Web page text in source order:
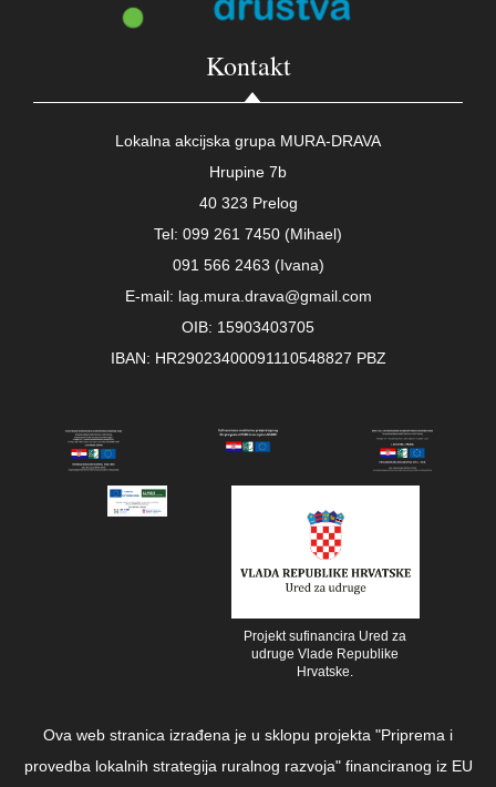
Kontakt
Lokalna akcijska grupa MURA-DRAVA
Hrupine 7b
40 323 Prelog
Tel: 099 261 7450 (Mihael)
091 566 2463 (Ivana)
E-mail: lag.mura.drava@gmail.com
OIB: 15903403705
IBAN: HR29023400091110548827 PBZ
Projekt sufinancira Ured za
udruge Vlade Republike
Hrvatske.
Ova web stranica izrađena je u sklopu projekta "Priprema i
provedba lokalnih strategija ruralnog razvoja" financiranog iz EU